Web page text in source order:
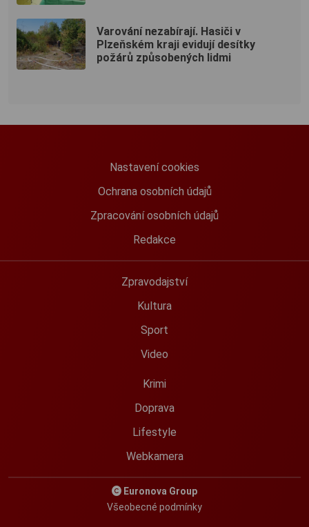
Varování nezabírají. Hasiči v
Plzeňském kraji evidují desítky
požárů způsobených lidmi
Nastavení cookies
Ochrana osobních údajů
Zpracování osobních údajů
Redakce
Zpravodajství
Kultura
Sport
Video
Krimi
Doprava
Lifestyle
Webkamera
Euronova Group
Všeobecné podmínky